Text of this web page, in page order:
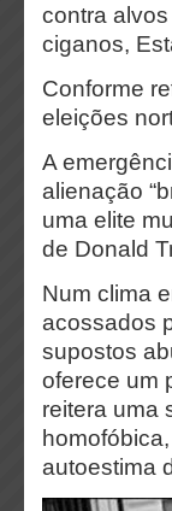
contra
ciganos,
Conforme
eleições
A
alienação
uma elite
de Donald
Num clima
acossados
supostos
oferece um
reitera uma
autoestima